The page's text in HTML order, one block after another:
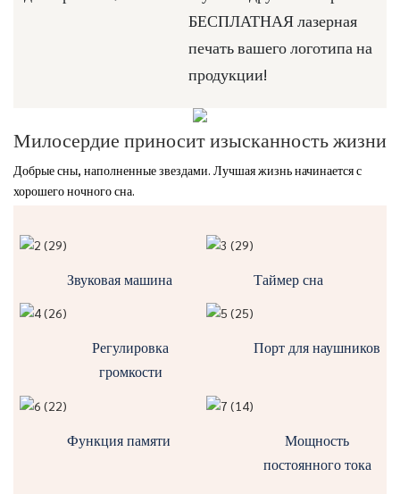
БЕСПЛАТНАЯ лазерная
печать вашего логотипа на
продукции!
Милосердие приносит изысканность жизни
Добрые сны, наполненные звездами. Лучшая жизнь начинается с
хорошего ночного сна.
Звуковая машина Таймер сна
Регулировка
громкости
Порт для наушников
Функция памяти
Мощность
постоянного тока